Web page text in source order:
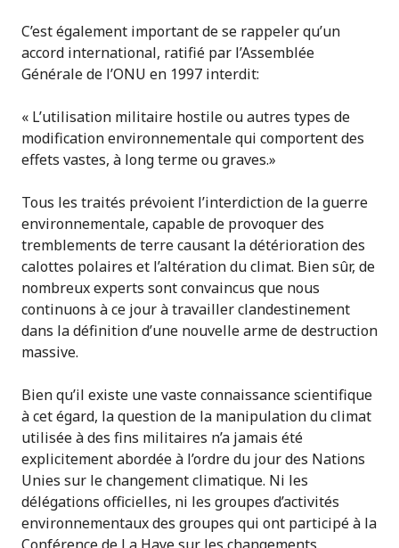
C’est également important de se rappeler qu’un
accord international, ratifié par l’Assemblée
Générale de l’ONU en 1997 interdit:
« L’utilisation militaire hostile ou autres types de
modification environnementale qui comportent des
effets vastes, à long terme ou graves.»
Tous les traités prévoient l’interdiction de la guerre
environnementale, capable de provoquer des
tremblements de terre causant la détérioration des
calottes polaires et l’altération du climat. Bien sûr, de
nombreux experts sont convaincus que nous
continuons à ce jour à travailler clandestinement
dans la définition d’une nouvelle arme de destruction
massive.
Bien qu’il existe une vaste connaissance scientifique
à cet égard, la question de la manipulation du climat
utilisée à des fins militaires n’a jamais été
explicitement abordée à l’ordre du jour des Nations
Unies sur le changement climatique. Ni les
délégations officielles, ni les groupes d’activités
environnementaux des groupes qui ont participé à la